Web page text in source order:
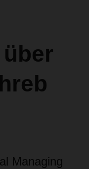
Managing